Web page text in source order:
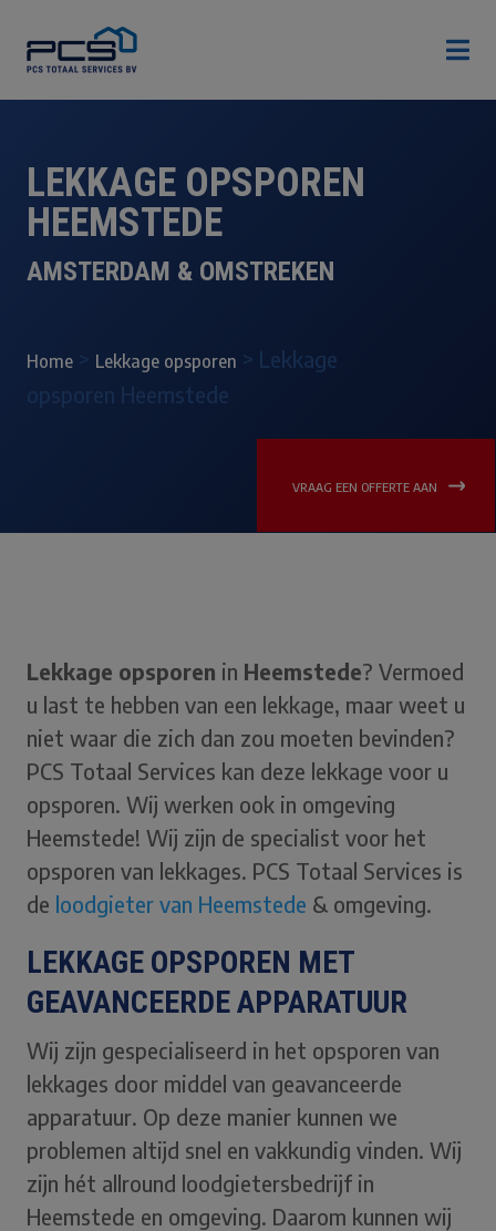

LEKKAGE OPSPOREN
HEEMSTEDE
AMSTERDAM & OMSTREKEN
Home Lekkage opsporen > Lekkage
opsporen Heemstede
VRAAG EEN OFFERTE AAN
Lekkage opsporen in Heemstede? Vermoed
u last te hebben van een lekkage, maar weet u
niet waar die zich dan zou moeten bevinden?
PCS Totaal Services kan deze lekkage voor u
opsporen. Wij werken ook in omgeving
Heemstede! Wij zijn de specialist voor het
opsporen van lekkages. PCS Totaal Services is
de loodgieter van Heemstede & omgeving.
LEKKAGE OPSPOREN MET
GEAVANCEERDE APPARATUUR
Wij zijn gespecialiseerd in het opsporen van
lekkages door middel van geavanceerde
apparatuur. Op deze manier kunnen we
problemen altijd snel en vakkundig vinden. Wij
zijn hét allround loodgietersbedrijf in
Heemstede en omgeving. Daarom kunnen wij